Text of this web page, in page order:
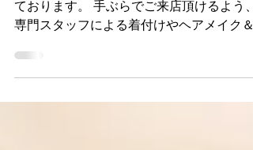
ております。
ております。 手ぶらでご来店頂けるよう、
専門スタッフによる着付けやヘアメイク＆
イクも行なっておりますのでご安心下さい